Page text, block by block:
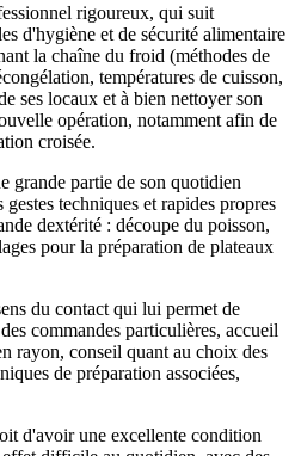
rigoureux, qui suit
d'hygiène et de sécurité alimentaire
la chaîne du froid (méthodes de
températures de cuisson,
ses locaux et à bien nettoyer son
opération, notamment afin de
croisée.
grande partie de son quotidien
techniques et rapides propres
dextérité : découpe du poisson,
pour la préparation de plateaux
du contact qui lui permet de
commandes particulières, accueil
rayon, conseil quant au choix des
de préparation associées,
d'avoir une excellente condition